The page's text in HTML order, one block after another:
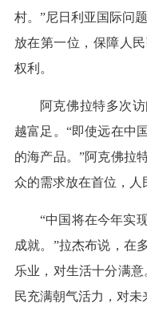
村。”尼日利亚国际问
放在第一位，保障人
权利。
阿克佛拉特多次
越富足。“即使远在中
的海产品。”阿克佛拉
众的需求放在首位，人
“中国将在今年实
成就。”拉杰布说，在
乐业，对生活十分满
民充满朝气活力，对未